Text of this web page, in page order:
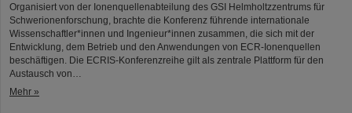
Organisiert von der Ionenquellenabteilung des GSI Helmholtzzentrums für
Schwerionenforschung, brachte die Konferenz führende internationale
Wissenschaftler*innen und Ingenieur*innen zusammen, die sich mit der
Entwicklung, dem Betrieb und den Anwendungen von ECR-Ionenquellen
beschäftigen. Die ECRIS-Konferenzreihe gilt als zentrale Plattform für den
Austausch von…
Mehr »